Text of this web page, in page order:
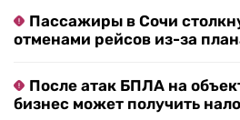
Пассажиры в Сочи
отменами рейсов из-за
После атак БПЛА на
бизнес может получить